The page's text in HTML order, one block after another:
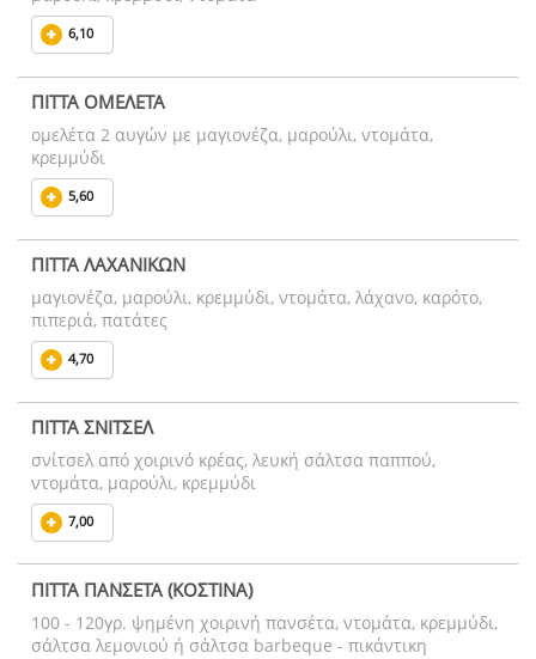
6,10
ΠΙΤΤΑ ΟΜΕΛΕΤΑ
ομελέτα 2 αυγών με μαγιονέζα, μαρούλι, ντομάτα,
κρεμμύδι
5,60
ΠΙΤΤΑ ΛΑΧΑΝΙΚΩΝ
μαγιονέζα, μαρούλι, κρεμμύδι, ντομάτα, λάχανο, καρότο,
πιπεριά, πατάτες
4,70
ΠΙΤΤΑ ΣΝΙΤΣΕΛ
σνίτσελ από χοιρινό κρέας, λευκή σάλτσα παππού,
ντομάτα, μαρούλι, κρεμμύδι
7,00
ΠΙΤΤΑ ΠΑΝΣΕΤΑ (ΚΟΣΤΙΝΑ)
100 - 120γρ. ψημένη χοιρινή πανσέτα, ντομάτα, κρεμμύδι,
σάλτσα λεμονιού ή σάλτσα barbeque - πικάντικη